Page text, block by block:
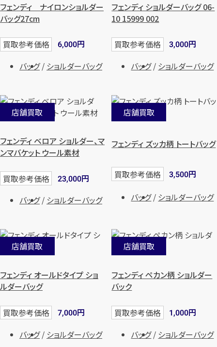
フェンディ ナイロンショルダー
バッグ27cm
買取参考価格 6,000円
バッグ
ショルダーバッグ
フェンディ ショルダーバッグ 06-
10 15999 002
買取参考価格 3,000円
バッグ
ショルダーバッグ
店舗買取
フェンディ ベロア ショルダー、マ
ンマバケット ウール素材
買取参考価格 23,000円
バッグ
ショルダーバッグ
店舗買取
フェンディ ズッカ柄 トートバッグ
買取参考価格 3,500円
バッグ ショルダーバッグ
店舗買取
フェンディ オールドタイプ ショ
ルダーバッグ
買取参考価格 7,000円
バッグ
ショルダーバッグ
店舗買取
フェンディ ペカン柄 ショルダー
バック
買取参考価格 1,000円
バッグ
ショルダーバッグ